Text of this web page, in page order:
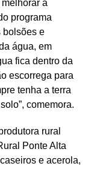
a
programa
bolsões e
água, em
fica dentro da
escorrega para
tenha a terra
comemora.
rural
Ponte Alta
e acerola,